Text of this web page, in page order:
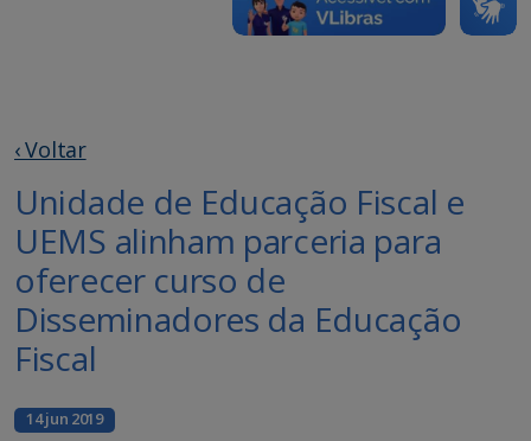
‹ Voltar
Unidade de Educação Fiscal e
UEMS alinham parceria para
oferecer curso de
Disseminadores da Educação
Fiscal
14 jun 2019